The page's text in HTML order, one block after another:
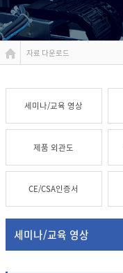
자료 다운로드
세미나/교육 영상
제품 외관도
CE/CSA인증서
세미나/교육 영상